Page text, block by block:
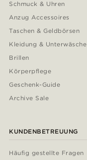
Schmuck & Uhren
Anzug Accessoires
Taschen & Geldbörsen
Kleidung & Unterwäsche
Brillen
Körperpflege
Geschenk-Guide
Archive Sale
KUNDENBETREUUNG
Häufig gestellte Fragen